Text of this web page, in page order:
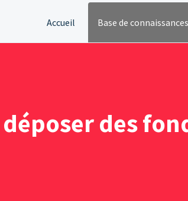
Accueil
Base de connaissances
des